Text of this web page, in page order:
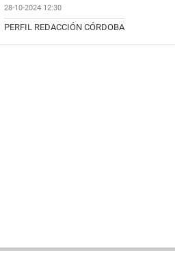
28-10-2024 12:30
PERFIL REDACCIÓN CÓRDOBA